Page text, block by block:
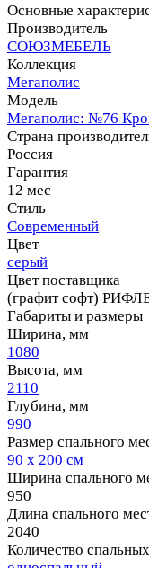
Основные
Производитель
СОЮЗМЕБЕЛЬ
Коллекция
Мегаполис
Модель
Мегаполис: №76
Страна
Россия
Гарантия
12 мес
Стиль
Современный
Цвет
серый
Цвет поставщика
(графит софт)
Габариты и размеры
Ширина, мм
1080
Высота, мм
2110
Глубина, мм
990
Размер спального
90 х 200 см
Ширина спального
950
Длина спального
2040
Количество